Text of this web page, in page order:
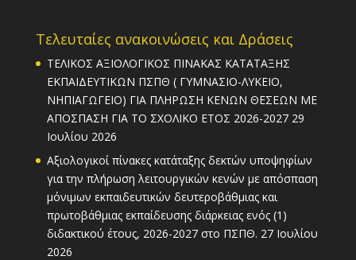
Τελευταίες ανακοινώσεις και Δράσεις
ΤΕΛΙΚΟΣ ΑΞΙΟΛΟΓΙΚΟΣ ΠΙΝΑΚΑΣ ΚΑΤΑΤΑΞΗΣ
ΕΚΠΑΙΔΕΥΤΙΚΩΝ ΠΣΠΘ ( ΓΥΜΝΑΣΙΟ-ΛΥΚΕΙΟ,
ΝΗΠΙΑΓΩΓΕΙΟ) ΓΙΑ ΠΛΗΡΩΣΗ ΚΕΝΩΝ ΘΕΣΕΩΝ ΜΕ
ΑΠΟΣΠΑΣΗ ΓΙΑ ΤΟ ΣΧΟΛΙΚΟ ΕΤΟΣ 2026-2027 29
Ιουλίου 2026
Αξιολογικοί πίνακες κατάταξης δεκτών υποψηφίων
για την πλήρωση λειτουργικών κενών με απόσπαση
μόνιμων εκπαιδευτικών δευτεροβάθμιας και
πρωτοβάθμιας εκπαίδευσης διάρκειας ενός (1)
διδακτικού έτους, 2026-2027 στο ΠΣΠΘ. 27 Ιουλίου
2026